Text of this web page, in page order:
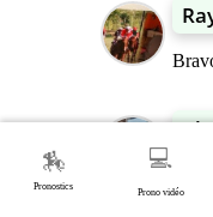
🏇
Pronostics
💻
Prono vidéo